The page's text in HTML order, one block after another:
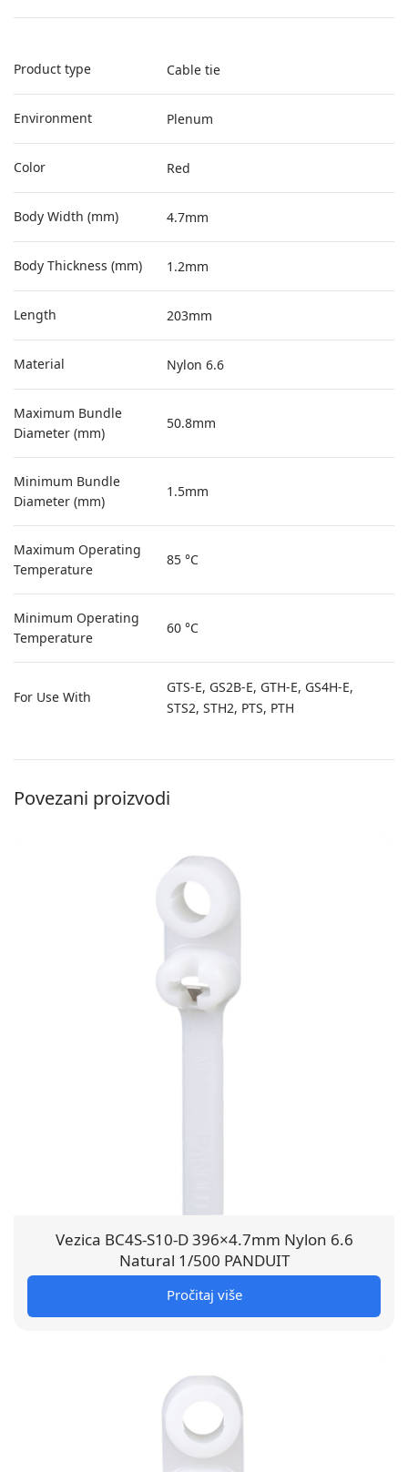
Product type Cable tie
Environment Plenum
Color Red
Body Width (mm) 4.7mm
Body Thickness (mm) 1.2mm
Length 203mm
Material Nylon 6.6
Maximum Bundle
Diameter (mm)
50.8mm
Minimum Bundle
Diameter (mm)
1.5mm
Maximum Operating
Temperature
85 °C
Minimum Operating
Temperature
60 °C
For Use With
GTS-E, GS2B-E, GTH-E, GS4H-E,
STS2, STH2, PTS, PTH
Povezani proizvodi
Vezica BC4S-S10-D 396×4.7mm Nylon 6.6
Natural 1/500 PANDUIT
Pročitaj više